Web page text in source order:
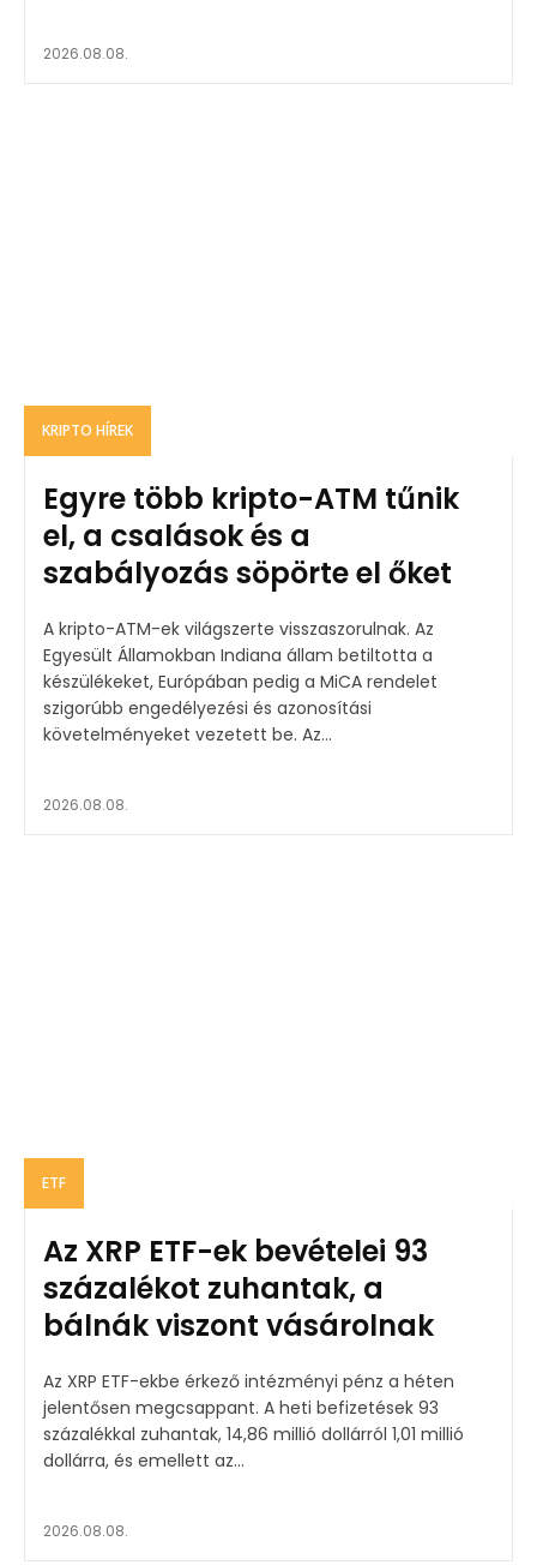
2026.08.08.
KRIPTO HÍREK
Egyre több kripto-ATM tűnik
el, a csalások és a
szabályozás söpörte el őket
A kripto-ATM-ek világszerte visszaszorulnak. Az
Egyesült Államokban Indiana állam betiltotta a
készülékeket, Európában pedig a MiCA rendelet
szigorúbb engedélyezési és azonosítási
követelményeket vezetett be. Az...
2026.08.08.
ETF
Az XRP ETF-ek bevételei 93
százalékot zuhantak, a
bálnák viszont vásárolnak
Az XRP ETF-ekbe érkező intézményi pénz a héten
jelentősen megcsappant. A heti befizetések 93
százalékkal zuhantak, 14,86 millió dollárról 1,01 millió
dollárra, és emellett az...
2026.08.08.